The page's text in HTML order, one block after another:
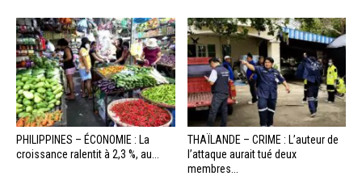
PHILIPPINES – ÉCONOMIE : La
croissance ralentit à 2,3 %, au...
THAÏLANDE – CRIME : L’auteur de
l’attaque aurait tué deux
membres...